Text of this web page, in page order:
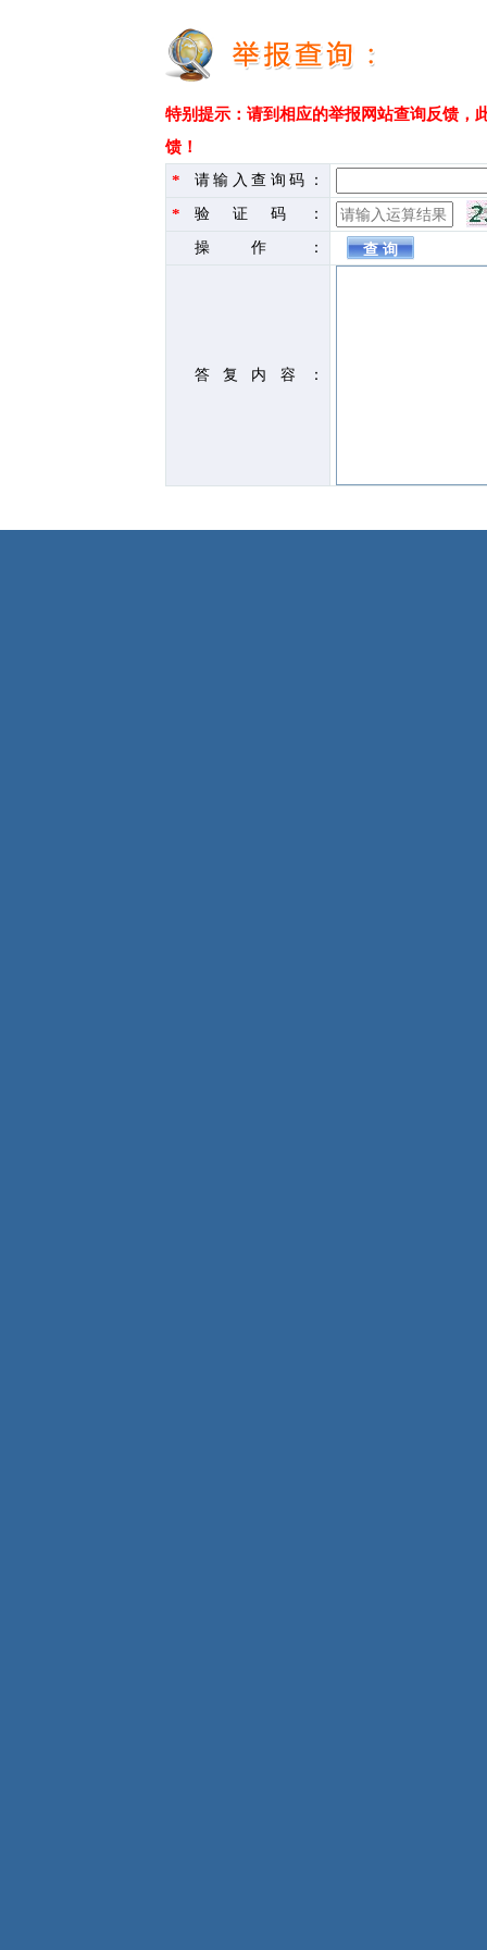
特别提示：请到相应的举报网站查询反馈，
馈！
*
请输入查询码：
* 验证码：
操作：
答复内容：